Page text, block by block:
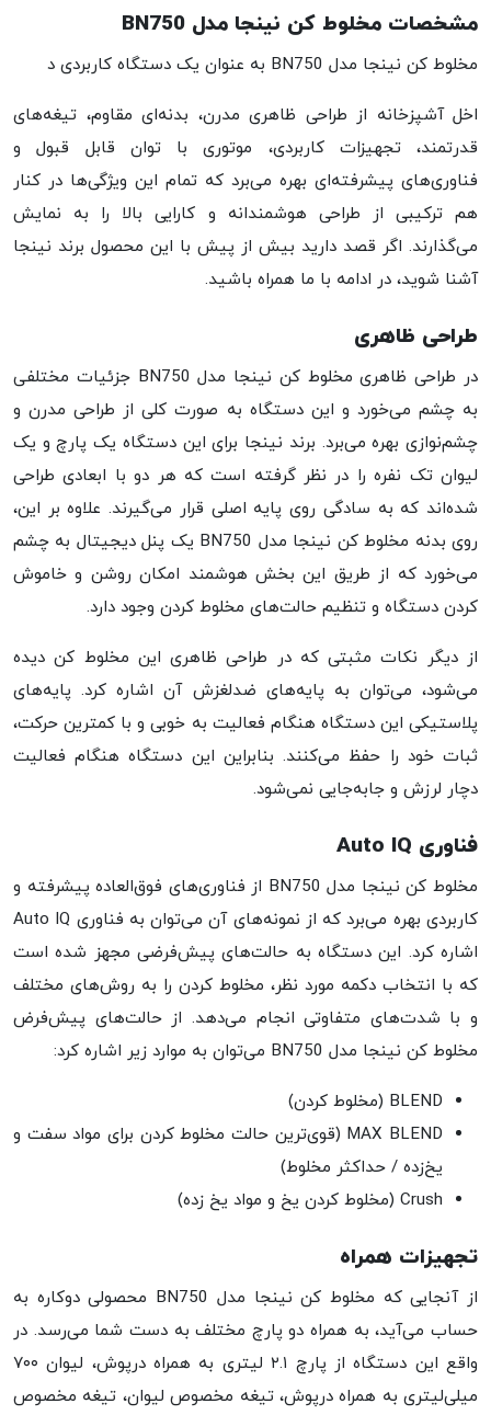
مشخصات مخلوط کن نینجا مدل BN750
مخلوط کن نینجا مدل BN750 به عنوان یک دستگاه کاربردی د
اخل آشپزخانه از طراحی ظاهری مدرن، بدنه‌ای مقاوم، تیغه‌های
قدرتمند، تجهیزات کاربردی، موتوری با توان قابل قبول و
فناوری‌های پیشرفته‌ای بهره می‌برد که تمام این ویژگی‌ها در کنار
هم ترکیبی از طراحی هوشمندانه و کارایی بالا را به نمایش
می‌گذارند. اگر قصد دارید بیش از پیش با این محصول برند نینجا
آشنا شوید، در ادامه با ما همراه باشید.
طراحی ظاهری
در طراحی ظاهری مخلوط کن نینجا مدل BN750 جزئیات مختلفی
به چشم می‌خورد و این دستگاه به صورت کلی از طراحی مدرن و
چشم‌نوازی بهره می‌برد. برند نینجا برای این دستگاه یک پارچ و یک
لیوان تک نفره را در نظر گرفته است که هر دو با ابعادی طراحی
شده‌اند که به سادگی روی پایه اصلی قرار می‌گیرند. علاوه بر این،
روی بدنه مخلوط کن نینجا مدل BN750 یک پنل دیجیتال به چشم
می‌خورد که از طریق این بخش هوشمند امکان روشن و خاموش
کردن دستگاه و تنظیم حالت‌های مخلوط کردن وجود دارد.
از دیگر نکات مثبتی که در طراحی ظاهری این مخلوط کن دیده
می‌شود، می‌توان به پایه‌های ضد‌لغزش آن اشاره کرد. پایه‌های
پلاستیکی این دستگاه هنگام فعالیت به خوبی و با کمترین حرکت،
ثبات خود را حفظ می‌کنند. بنابراین این دستگاه هنگام فعالیت
دچار لرزش و جابه‌جایی نمی‌شود.
فناوری Auto IQ
مخلوط کن نینجا مدل BN750 از فناوری‌های فوق‌العاده پیشرفته و
کاربردی بهره می‌برد که از نمونه‌های آن می‌توان به فناوری Auto IQ
اشاره کرد. این دستگاه به حالت‌های پیش‌فرضی مجهز شده است
که با انتخاب دکمه مورد نظر، مخلوط کردن را به روش‌های مختلف
و با شدت‌های متفاوتی انجام می‌دهد. از حالت‌های پیش‌فرض
مخلوط کن نینجا مدل BN750 می‌توان به موارد زیر اشاره کرد:
BLEND (مخلوط کردن)
MAX BLEND (قوی‌ترین حالت مخلوط کردن برای مواد سفت و
یخ‌زده / حداکثر مخلوط)
Crush (مخلوط کردن یخ و مواد یخ زده)
تجهیزات همراه
از آنجایی که مخلوط کن نینجا مدل BN750 محصولی دوکاره به
حساب می‌آید، به همراه دو پارچ مختلف به دست شما می‌رسد. در
واقع این دستگاه از پارچ ۲.۱ لیتری به همراه درپوش، لیوان ۷۰۰
میلی‌لیتری به همراه درپوش، تیغه مخصوص لیوان، تیغه مخصوص